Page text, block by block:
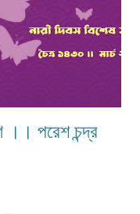
।। পরেশ চন্দ্র